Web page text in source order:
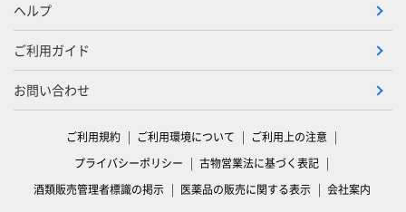
ヘルプ
ご利用ガイド
お問い合わせ
ご利用規約 ご利用環境について
ご利用上の注意
プライバシーポリシー
古物営業法に基づく表記
酒類販売管理者標識の掲示
医薬品の販売に関する表示 会社案内